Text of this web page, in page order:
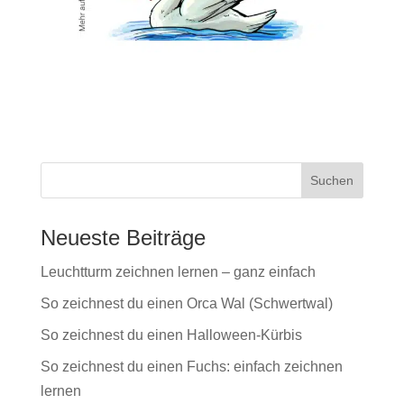
Neueste Beiträge
Leuchtturm zeichnen lernen – ganz einfach
So zeichnest du einen Orca Wal (Schwertwal)
So zeichnest du einen Halloween-Kürbis
So zeichnest du einen Fuchs: einfach zeichnen
lernen